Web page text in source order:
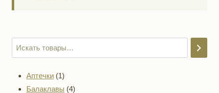
Аптечки 11
товар
Балаклавы 44